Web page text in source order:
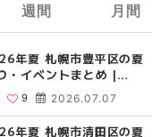
年夏 札幌市豊平区の夏
・イベントまとめ |
HOKKAIDO
2026.07.07
9
年夏 札幌市清田区の夏
週間
【2026年最新
めビアガーデン
穴場テラスま
HOKKAIDO
24
2026年夏 札幌
月間
【2026年最新
めビアガーデン
穴場テラスま
HOKKAIDO
24
2026年夏 札幌